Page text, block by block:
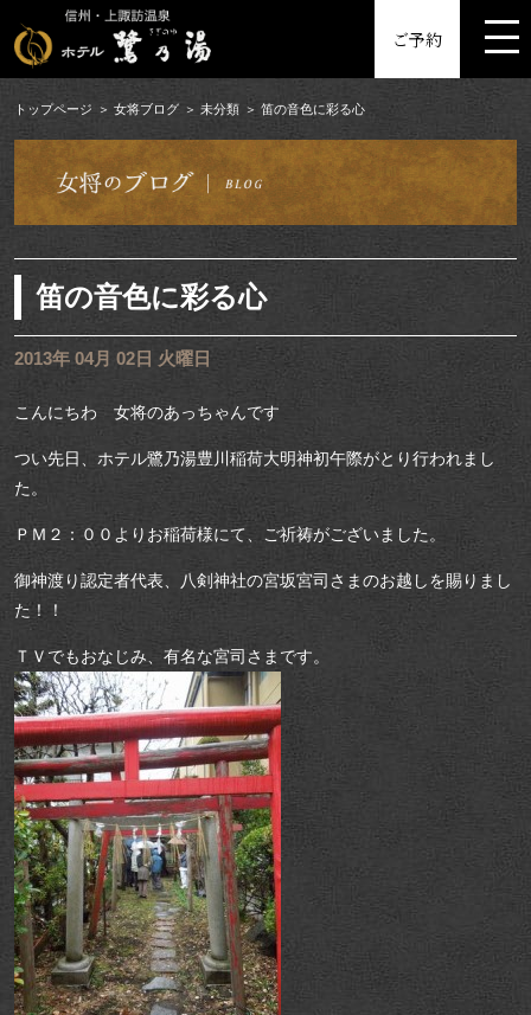
ご予約
トップページ 女将ブログ 未分類 笛の音色に彩る心
笛の音色に彩る心
2013年 04月 02日 火曜日
こんにちわ 女将のあっちゃんです
つい先日、ホテル鷺乃湯豊川稲荷大明神初午際がとり行われまし
た。
ＰＭ２：００よりお稲荷様にて、ご祈祷がございました。
御神渡り認定者代表、八剣神社の宮坂宮司さまのお越しを賜りまし
た！！
ＴＶでもおなじみ、有名な宮司さまです。